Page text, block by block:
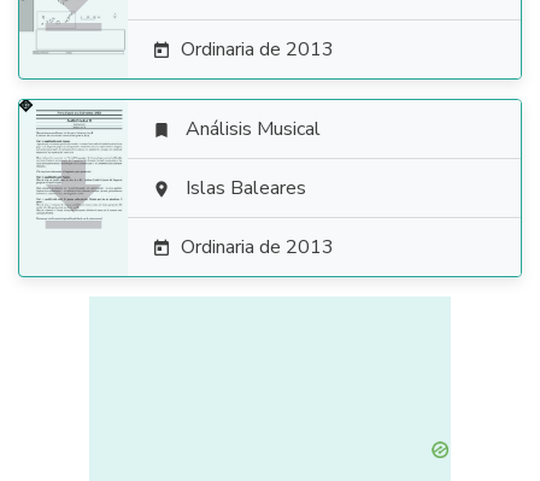
 Ordinaria de 2013

 Análisis Musical
 Islas Baleares
 Ordinaria de 2013